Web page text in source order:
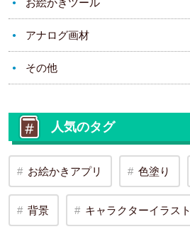
アナログ画材
その他
人気のタグ
お絵かきアプリ 色塗り
背景 キャラクターイラスト